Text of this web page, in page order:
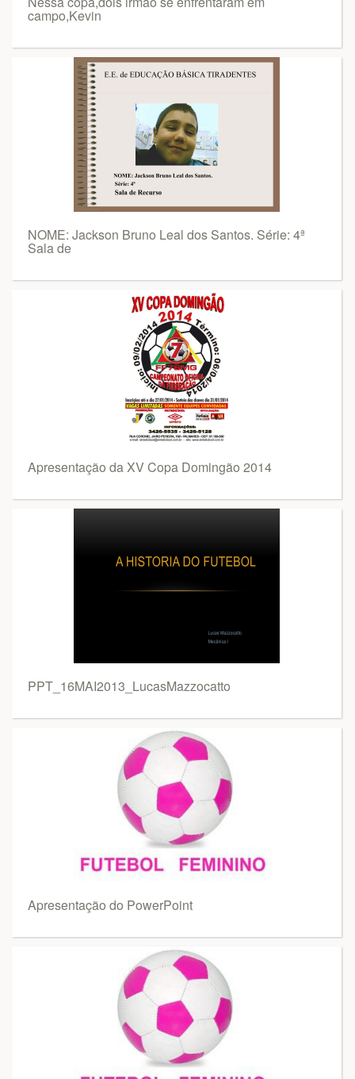
campo,Kevin
NOME: Jackson Bruno Leal dos Santos. Série: 4ª
Sala de
Apresentação da XV Copa Domingão 2014
PPT_16MAI2013_LucasMazzocatto
Apresentação do PowerPoint